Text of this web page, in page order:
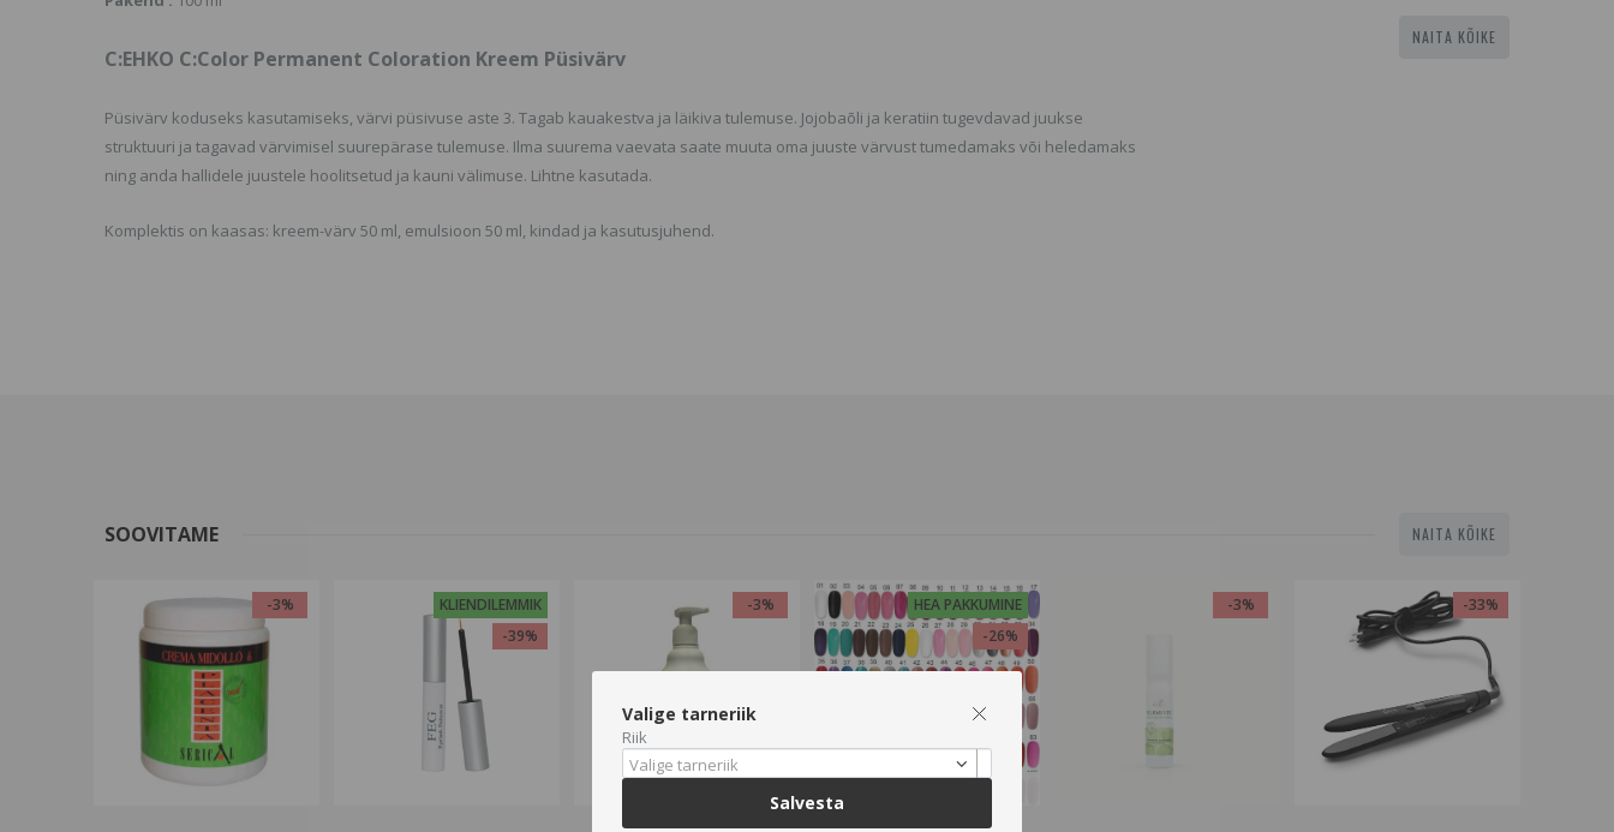
C:EHKO C:Color Permanent Coloration Kreem Püsivärv
Püsivärv koduseks kasutamiseks, värvi püsivuse aste 3. Tagab kauakestva ja läikiva tulemuse. Jojobaõli ja keratiin tugevdavad juukse
struktuuri ja tagavad värvimisel suurepärase tulemuse. Ilma suurema vaevata saate muuta oma juuste värvust tumedamaks või heledamaks
ning anda hallidele juustele hoolitsetud ja kauni välimuse. Lihtne kasutada.
Komplektis on kaasas: kreem-värv 50 ml, emulsioon 50 ml, kindad ja kasutusjuhend.
NAITA KÕIKE
SOOVITAME NAITA KÕIKE
-3%
KLIENDILEMMIK
-39%
-3%
HEA PAKKUMINE
-26%
-3% -33%
Valige tarneriik
Riik
Valige tarneriik
Salvesta